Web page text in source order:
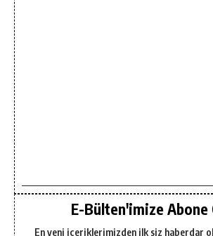
E-Bülten'imize Abone
En yeni içeriklerimizden ilk siz haberdar